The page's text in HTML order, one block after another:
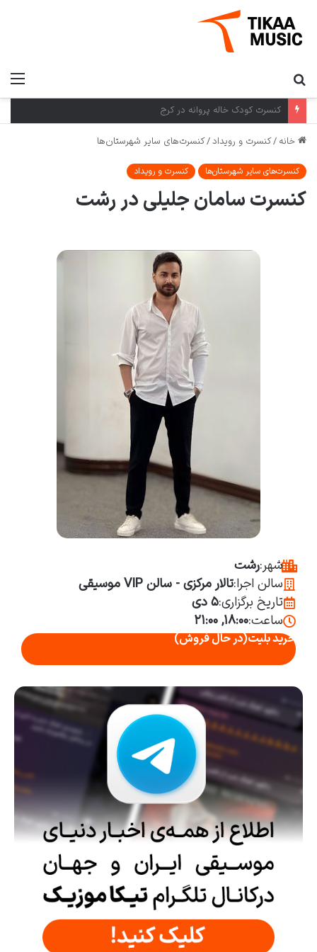
کنسرت کرمان گروه بومی در کرمان
خانه /کنسرت و رویداد/کنسرت‌های سایر شهرستان‌ها
کنسرت‌های سایر شهرستان‌ها کنسرت و رویداد
کنسرت سامان جلیلی در رشت
شهر:رشت
سالن اجرا:تالار مرکزی - سالن VIP موسیقی
تاریخ برگزاری:۵ دی
ساعت:۱۸:۰۰, ۲۱:۰۰
خرید بلیت(در حال فروش)